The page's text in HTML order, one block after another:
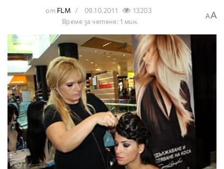
от FLM 09.10.2011
13203
Време за четене: 1 мин.
AA